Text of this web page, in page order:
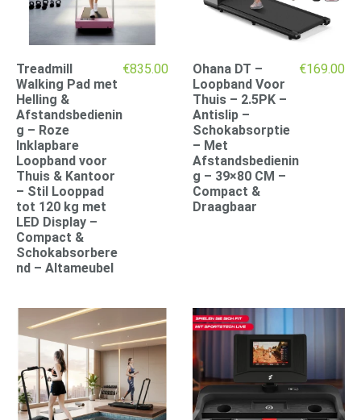
Treadmill
Walking Pad met
Helling &
Afstandsbedienin
g – Roze
Inklapbare
Loopband voor
Thuis & Kantoor
– Stil Looppad
tot 120 kg met
LED Display –
Compact &
Schokabsorbere
nd – Altameubel
€835.00
Ohana DT –
Loopband Voor
Thuis – 2.5PK –
Antislip –
Schokabsorptie
– Met
Afstandsbedienin
g – 39×80 CM –
Compact &
Draagbaar
€169.00